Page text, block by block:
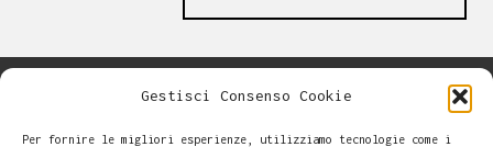
Gestisci Consenso Cookie
Per fornire le migliori esperienze, utilizziamo tecnologie come i